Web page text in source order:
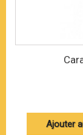
Ajouter